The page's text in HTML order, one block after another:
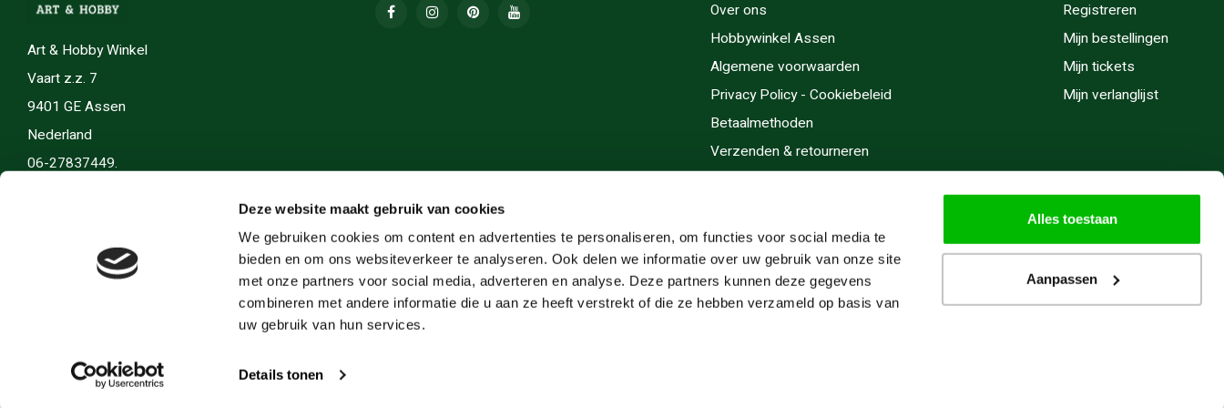
Deze website maakt gebruik van cookies
We gebruiken cookies om content en advertenties te personaliseren, om functies voor social media te
bieden en om ons websiteverkeer te analyseren. Ook delen we informatie over uw gebruik van onze site
met onze partners voor social media, adverteren en analyse. Deze partners kunnen deze gegevens
combineren met andere informatie die u aan ze heeft verstrekt of die ze hebben verzameld op basis van
uw gebruik van hun services.
Details tonen
Alles toestaan
Aanpassen
Art & Hobby Winkel
Vaart z.z. 7
9401 GE Assen
Nederland
06-27837449.
Over ons
Hobbywinkel Assen
Algemene voorwaarden
Privacy Policy - Cookiebeleid
Betaalmethoden
Verzenden & retourneren
Cadeaubonnen
Inlijsten
Servicegebieden
Registreren
Mijn bestellingen
Mijn tickets
Mijn verlanglijst